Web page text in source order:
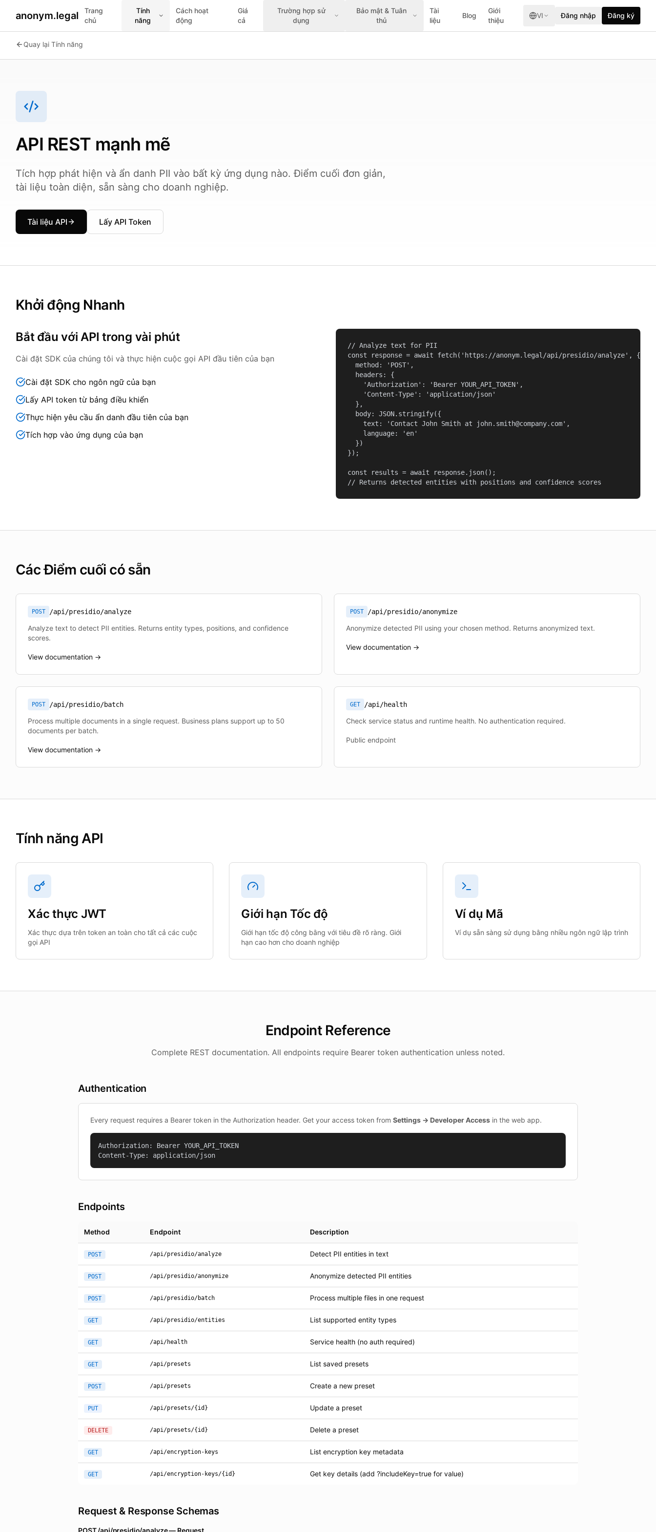
anonym.legal
Trang
chủ
Tính
năng
Cách hoạt
động
Giá
cả
Trường hợp sử
dụng
Bảo mật & Tuân
thủ
Tài
liệu
Blog
Giới
thiệu
VI Đăng nhập Đăng ký
Quay lại Tính năng
API REST mạnh mẽ
Tích hợp phát hiện và ẩn danh PII vào bất kỳ ứng dụng nào. Điểm cuối đơn giản,
tài liệu toàn diện, sẵn sàng cho doanh nghiệp.
Tài liệu API Lấy API Token
Khởi động Nhanh
Bắt đầu với API trong vài phút
Cài đặt SDK của chúng tôi và thực hiện cuộc gọi API đầu tiên của bạn
Cài đặt SDK cho ngôn ngữ của bạn
Lấy API token từ bảng điều khiển
Thực hiện yêu cầu ẩn danh đầu tiên của bạn
Tích hợp vào ứng dụng của bạn
// Analyze text for PII
const response = await fetch('https://anonym.legal/api/presidio/analyze', {
  method: 'POST',
  headers: {
    'Authorization': 'Bearer YOUR_API_TOKEN',
    'Content-Type': 'application/json'
  },
  body: JSON.stringify({
    text: 'Contact John Smith at john.smith@company.com',
    language: 'en'
  })
});
const results = await response.json();
// Returns detected entities with positions and confidence scores
Các Điểm cuối có sẵn
POST /api/presidio/analyze
Analyze text to detect PII entities. Returns entity types, positions, and confidence
scores.
View documentation →
POST /api/presidio/anonymize
Anonymize detected PII using your chosen method. Returns anonymized text.
View documentation →
POST /api/presidio/batch
Process multiple documents in a single request. Business plans support up to 50
documents per batch.
View documentation →
GET /api/health
Check service status and runtime health. No authentication required.
Public endpoint
Tính năng API
Xác thực JWT
Xác thực dựa trên token an toàn cho tất cả các cuộc
gọi API
Giới hạn Tốc độ
Giới hạn tốc độ công bằng với tiêu đề rõ ràng. Giới
hạn cao hơn cho doanh nghiệp
Ví dụ Mã
Ví dụ sẵn sàng sử dụng bằng nhiều ngôn ngữ lập trình
Endpoint Reference
Complete REST documentation. All endpoints require Bearer token authentication unless noted.
Authentication
Every request requires a Bearer token in the Authorization header. Get your access token from Settings → Developer Access in the web app.
Authorization: Bearer YOUR_API_TOKEN
Content-Type: application/json
Endpoints
Method Endpoint Description
POST /api/presidio/analyze Detect PII entities in text
POST /api/presidio/anonymize Anonymize detected PII entities
POST /api/presidio/batch Process multiple files in one request
GET /api/presidio/entities List supported entity types
GET /api/health Service health (no auth required)
GET /api/presets List saved presets
POST /api/presets Create a new preset
PUT /api/presets/{id} Update a preset
DELETE /api/presets/{id} Delete a preset
GET /api/encryption-keys List encryption key metadata
GET /api/encryption-keys/{id} Get key details (add ?includeKey=true for value)
Request & Response Schemas
POST /api/presidio/analyze — Request